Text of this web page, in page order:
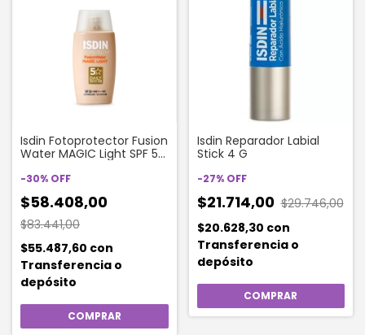
Isdin Fotoprotector Fusion
Water MAGIC Light SPF 50
-30% OFF
$58.408,00
$83.441,00
$55.487,60 con
Transferencia o
depósito
Isdin Reparador Labial
Stick 4 G
-27% OFF
$21.714,00 $29.746,00
$20.628,30 con
Transferencia o
depósito